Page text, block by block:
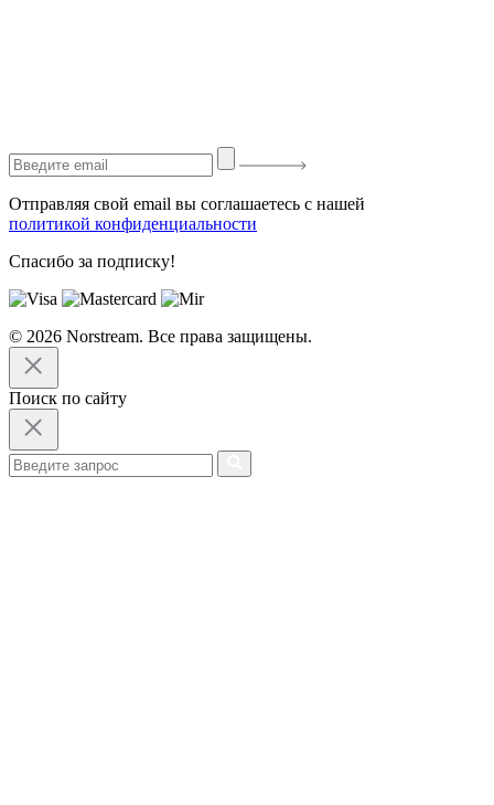
Отправляя свой email вы соглашаетесь с нашей
политикой конфиденциальности
Спасибо за подписку!
© 2026 Norstream. Все права защищены.
Поиск по сайту